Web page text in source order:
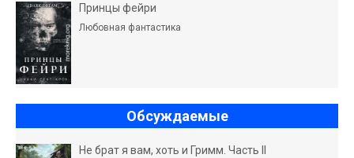
Принцы фейри
Любовная фантастика
Обсуждаемые
Не брат я вам, хоть и Гримм. Часть II